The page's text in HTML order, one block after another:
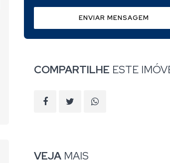
ENVIAR MENSAGEM
COMPARTILHE ESTE
VEJA MAIS